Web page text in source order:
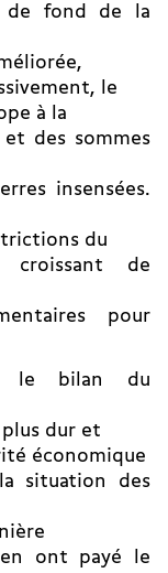
de fond de la
le
à la
des sommes
insensées.
du
de
pour
le bilan du
dur et
économique
situation des
en ont payé le